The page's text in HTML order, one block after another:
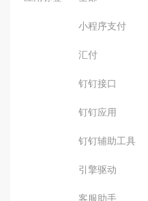
小程序支付
汇付
钉钉接口
钉钉应用
钉钉辅助工具
引擎驱动
客服助手